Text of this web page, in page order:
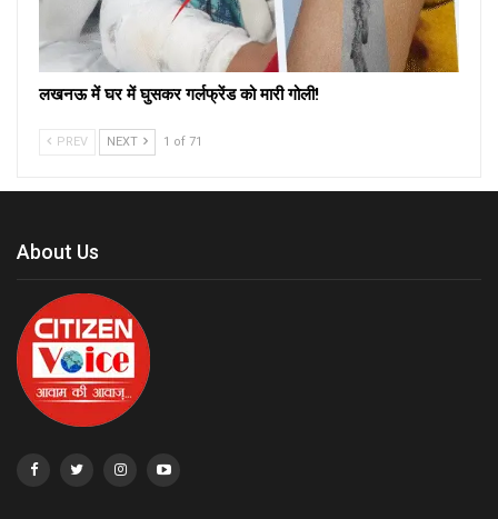
लखनऊ में घर में घुसकर गर्लफ्रेंड को मारी गोली!
PREV NEXT 1 of 71
About Us